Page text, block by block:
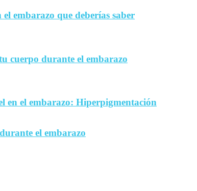
embarazo que deberías saber
cuerpo durante el embarazo
en el embarazo: Hiperpigmentación
el embarazo